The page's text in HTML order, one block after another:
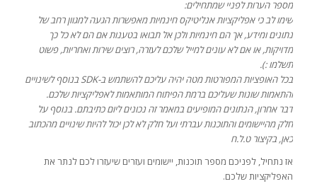
מספר הערות לפניי שמתחילים:
שימו לב כי אפליקציות אנליטיקס חינמיות מאפשרות הגעה למגוון רחב של
נתונים ומידע, אך הם חינמיות ולכן אל תבואו בטענות אם הם לא כל כך
מדויקות, או אם לא עונים למייל שלכם לעזרה, רוצים שירות ואחריות, פשוט
תשלמו :).
בכל האופציות המפורטות מטה יהיה עליכם להשתמש ב-SDK בנוסף לשינויים
והתאמות שונות שעליכם ברמת הפיתוח המותאמות לאפליקציות שלכם.
דבר אחרון, הנתונים המופיעים במאמר זה נכונים ליום כתיבתם. בנוסף על
חלק מהיישומים והתוכנות עברתי ועל חלק לא לכן יכול להיות שינויים מהכתוב
כאן, בקיצור ט.ל.ח
אז נתחיל, לפניכם מספר תוכנות, יישומים ועזרים שיעזרו לכם לנתר את
האפליקציות שלכם.